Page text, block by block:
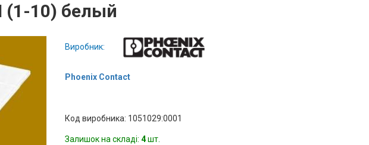
(1-10) белый
Виробник:
Phoenix Contact
Код виробника: 1051029:0001
Залишок на складі:4шт.